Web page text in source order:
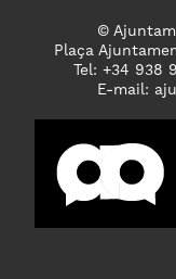
©
Plaça
Tel: +34 938
E-mail: